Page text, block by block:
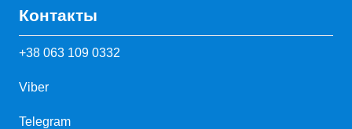
Контакты
+38 063 109 0332
Viber
Telegram